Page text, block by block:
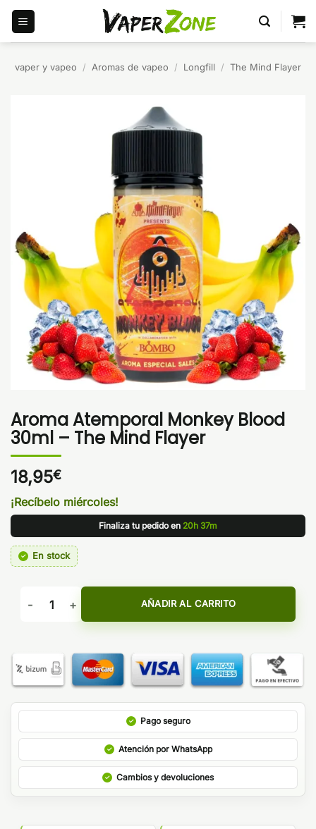
Saltar
contenido
vaper y vapeo / Aromas de vapeo / Longfill / The Mind Flayer
Aroma Atemporal Monkey Blood
30ml – The Mind Flayer
18,95€
¡Recíbelo miércoles!
Finaliza tu pedido en 20h 37m
En stock
Aroma Atemporal Monkey Blood 30ml - The Mind Flayer
AÑADIR AL CARRITO
Pago seguro
Atención por WhatsApp
Cambios y devoluciones